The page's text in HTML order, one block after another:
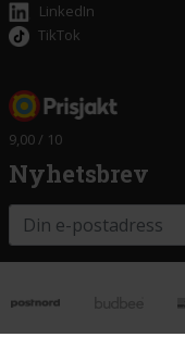
LinkedIn
TikTok
9,00 / 10
Nyhetsbrev